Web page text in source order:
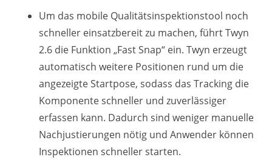
Um das mobile Qualitätsinspektionstool noch
schneller einsatzbereit zu machen, führt Twyn
2.6 die Funktion „Fast Snap“ ein. Twyn erzeugt
automatisch weitere Positionen rund um die
angezeigte Startpose, sodass das Tracking die
Komponente schneller und zuverlässiger
erfassen kann. Dadurch sind weniger manuelle
Nachjustierungen nötig und Anwender können
Inspektionen schneller starten.